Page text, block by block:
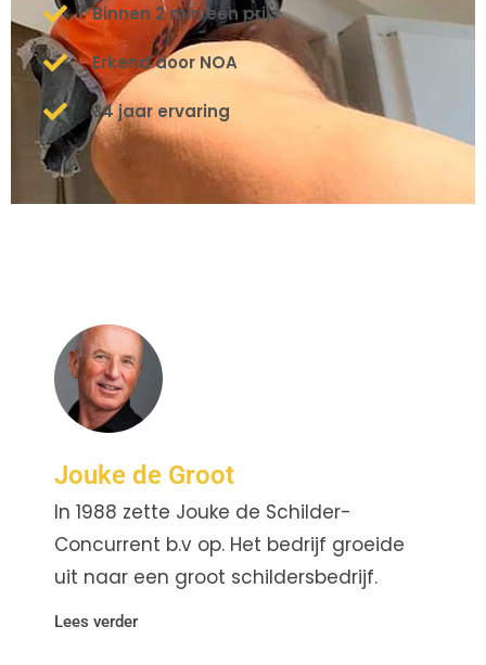
Binnen 2 min een prijs
Erkend door NOA
34 jaar ervaring
Jouke de Groot
In 1988 zette Jouke de Schilder-
Concurrent b.v op. Het bedrijf groeide
uit naar een groot schildersbedrijf.
Lees verder